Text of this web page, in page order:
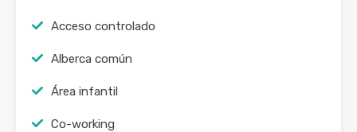
Acceso controlado
Alberca común
Área infantil
Co-working